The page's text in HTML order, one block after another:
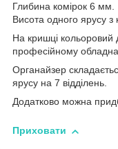
Глибина комірок 6 мм.
Висота одного ярусу
На кришці кольоровий
професійному
Органайзер
ярусу на 7 відділень.
Додатково можна
Приховати